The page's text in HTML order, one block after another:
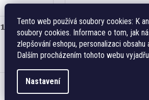
Tento web používá soubory cookies: K
soubory cookies. Informace o tom, jak
zlepšování eshopu, personalizaci obsahu
Dalším procházením tohoto webu
Nastavení
1 790 Kč / ks Pod mořem - plakát